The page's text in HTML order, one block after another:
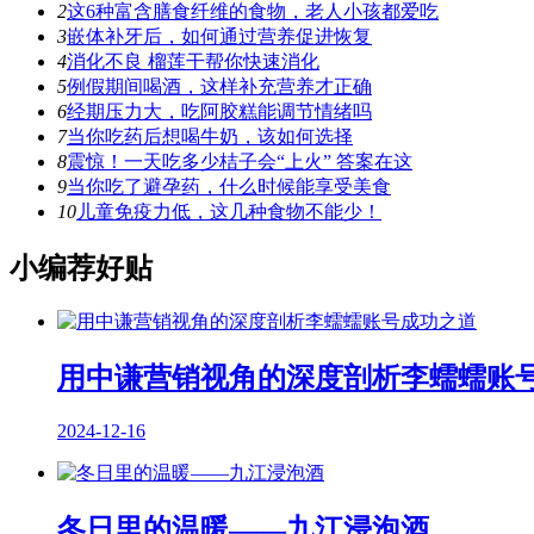
2这6种富含膳食纤维的食物，老人小孩都爱吃
3嵌体补牙后，如何通过营养促进恢复
4消化不良 榴莲干帮你快速消化
5例假期间喝酒，这样补充营养才正确
6经期压力大，吃阿胶糕能调节情绪吗
7当你吃药后想喝牛奶，该如何选择
8震惊！一天吃多少桔子会“上火” 答案在这
9当你吃了避孕药，什么时候能享受美食
10 儿童免疫力低，这几种食物不能少！
小编荐好贴
用中谦营销视角的深度剖析李蠕蠕账
2024-12-16